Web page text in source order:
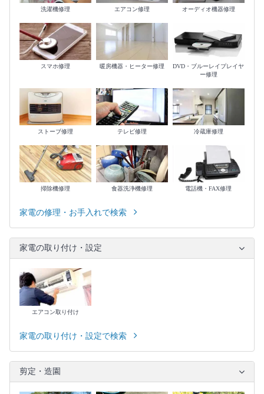
洗濯機修理 エアコン修理 オーディオ機器修理
スマホ修理 暖房機器・ヒーター修理
DVD・ブルーレイプレイヤ
ー修理
ストーブ修理 テレビ修理 冷蔵庫修理
掃除機修理 食器洗浄機修理 電話機・FAX修理
家電の修理・お手入れで検索
家電の取り付け・設定
エアコン取り付け
家電の取り付け・設定で検索
剪定・造園